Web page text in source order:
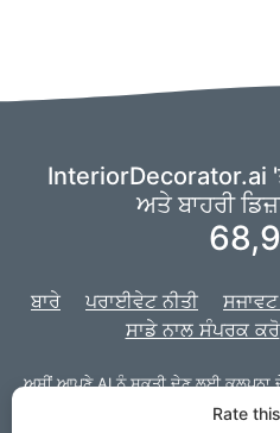
InteriorDecorator.ai
ਅਤੇ ਬਾਹਰੀ
ਬਾਰੇ ਪਰਾਈਵੇਟ ਨੀਤੀ
ਸਾਡੇ ਨਾਲ ਸੰਪਰਕ ਕਰੋ
ਅਸੀਂ ਆਪਣੇ AI ਨੂੰ ਸ਼ਕਤੀ ਦੇਣ ਲਈਕਲਪਨਾ
ਪ੍ਰੋਜੈਕਟ ਵੈੱਬ ਸਾਈਟ ਲਈDjango
Rate